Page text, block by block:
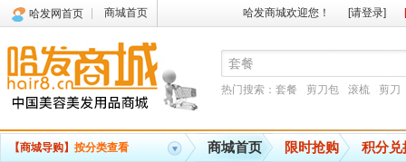
哈发网首页 商城首页 哈发商城欢迎您！ [请登录]
热门搜索： 套餐 剪刀包 滚梳 剪刀
【商城导购】 按分类查看 商城首页 限时抢购 积分兑